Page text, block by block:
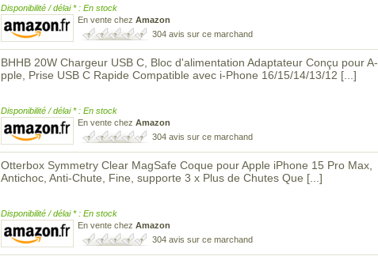
Disponibilité / délai * : En stock
En vente chez Amazon
304 avis sur ce marchand
BHHB 20W Chargeur USB C, Bloc d'alimentation Adaptateur Conçu pour A-
pple, Prise USB C Rapide Compatible avec i-Phone 16/15/14/13/12 [...]
Disponibilité / délai * : En stock
En vente chez Amazon
304 avis sur ce marchand
Otterbox Symmetry Clear MagSafe Coque pour Apple iPhone 15 Pro Max,
Antichoc, Anti-Chute, Fine, supporte 3 x Plus de Chutes Que [...]
Disponibilité / délai * : En stock
En vente chez Amazon
304 avis sur ce marchand